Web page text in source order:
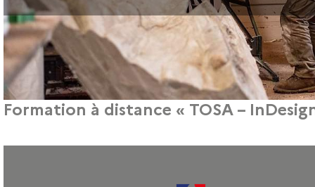
Formation à distance « TOSA –